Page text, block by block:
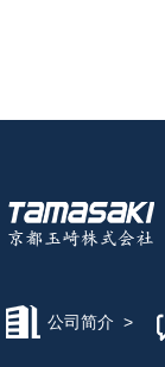
公司简介 >